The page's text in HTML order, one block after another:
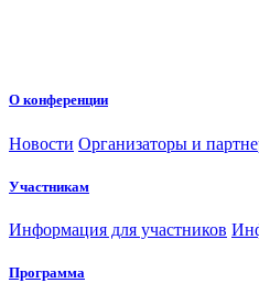
О конференции
Новости Организаторы и
Участникам
Информация для участников
Программа